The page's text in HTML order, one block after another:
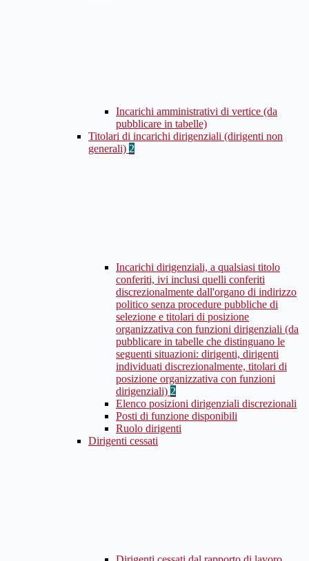
Incarichi amministrativi di vertice (da
pubblicare in tabelle)
Titolari di incarichi dirigenziali (dirigenti non
generali) 2
Incarichi dirigenziali, a qualsiasi titolo
conferiti, ivi inclusi quelli conferiti
discrezionalmente dall'organo di indirizzo
politico senza procedure pubbliche di
selezione e titolari di posizione
organizzativa con funzioni dirigenziali (da
pubblicare in tabelle che distinguano le
seguenti situazioni: dirigenti, dirigenti
individuati discrezionalmente, titolari di
posizione organizzativa con funzioni
dirigenziali) 2
Elenco posizioni dirigenziali discrezionali
Posti di funzione disponibili
Ruolo dirigenti
Dirigenti cessati